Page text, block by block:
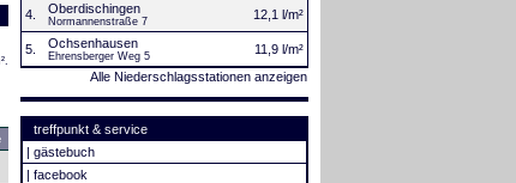
4. Oberdischingen
Normannenstraße 7 12,1 l/m²
5. Ochsenhausen
Ehrensberger Weg 5
11,9 l/m²
Alle Niederschlagsstationen anzeigen
treffpunkt & service
| gästebuch
| facebook